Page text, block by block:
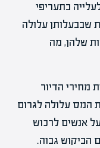
בתעריפי
שבבעלותן עלולה
שלהן, מה
מחירי הדיור
המס עלולה לגרום
אנשים לרכוש
הביקוש גבוה.